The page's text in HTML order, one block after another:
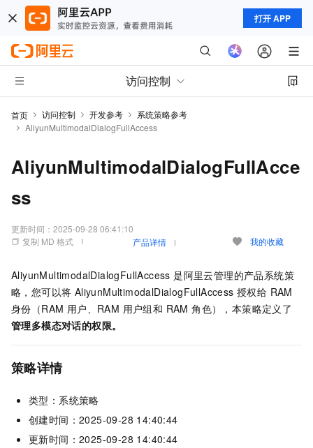
打开 APP
访问控制
首页 访问控制 开发参考
系统策略参考
AliyunMultimodalDialogFullAccess
AliyunMultimodalDialogFullAcce
ss
更新时间： 2025-09-28 06:41:10
复制 MD 格式
产品详情 我的收藏
AliyunMultimodalDialogFullAccess 是阿里云管理的产品系统策
略，您可以将 AliyunMultimodalDialogFullAccess 授权给 RAM
身份（RAM 用户、RAM 用户组和 RAM 角色），本策略定义了
管理多模态对话的权限。
策略详情
类型：系统策略
创建时间：2025-09-28 14:40:44
更新时间：2025-09-28 14:40:44